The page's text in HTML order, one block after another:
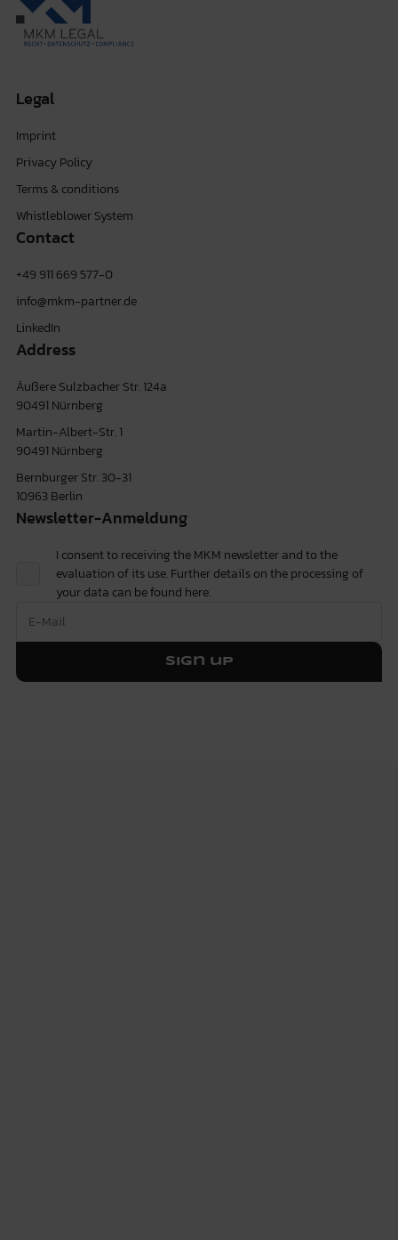
Legal
Imprint
Privacy Policy
Terms & conditions
Whistleblower System
Contact
+49 911 669 577-0
info@mkm-partner.de
LinkedIn
Address
Äußere Sulzbacher Str. 124a
90491 Nürnberg
Martin-Albert-Str. 1
90491 Nürnberg
Bernburger Str. 30-31
10963 Berlin
Newsletter-Anmeldung
I consent to receiving the MKM newsletter and to the
evaluation of its use. Further details on the processing of
your data can be found here.
Sign up